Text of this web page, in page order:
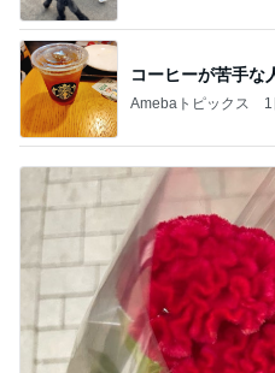
コーヒーが苦手な
Amebaトピックス